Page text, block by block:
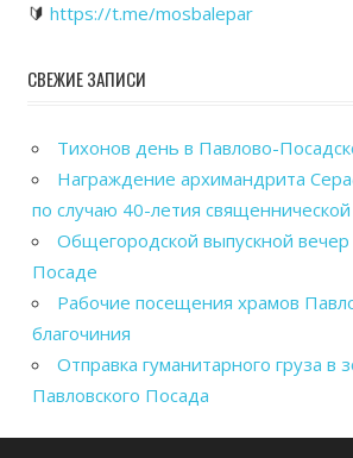
🔰 https://t.me/mosbalepar
СВЕЖИЕ ЗАПИСИ
Тихонов день в Павлово-
Награждение архимандрита
по случаю 40-летия
Общегородской выпускной вечер
Посаде
Рабочие посещения храмов
благочиния
Отправка гуманитарного груза в
Павловского Посада